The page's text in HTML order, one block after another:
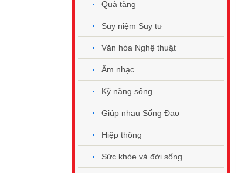
Quà tặng
Suy niệm Suy tư
Văn hóa Nghệ thuật
Âm nhạc
Kỹ năng sống
Giúp nhau Sống Đạo
Hiệp thông
Sức khỏe và đời sống